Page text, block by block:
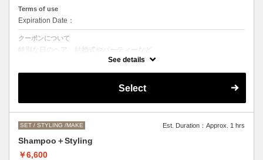
Terms of use
Expiration Date：
クーポンについて
特別な日のヘア、結婚式やパーティーなど
ヘアアレンジをご希望の方はこちらをお選びください。
い。
（早朝料金として、一時間ごとに＋2000円になります。）
See details
Select
SET / STYLING /MAKE Est. Duration：Approx. 1 hrs
Shampoo＋Styling
￥6,600